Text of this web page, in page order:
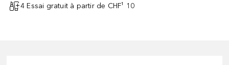
4 Essai gratuit à partir de CHF¹ 10